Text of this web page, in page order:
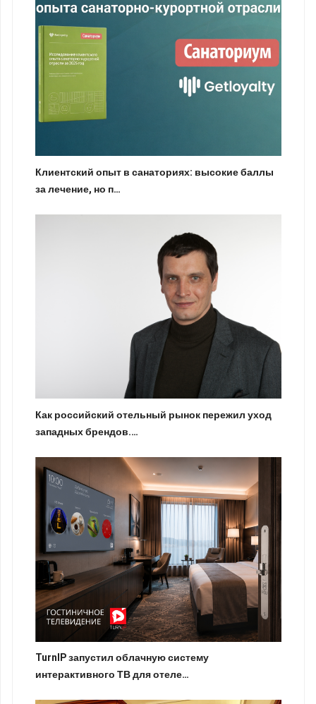
Клиентский опыт в санаториях: высокие баллы
за лечение, но п…
Как российский отельный рынок пережил уход
западных брендов.…
TurnIP запустил облачную систему
интерактивного ТВ для отеле…